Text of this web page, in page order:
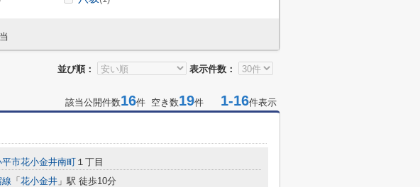
並び順： 表示件数：
該当公開件数16件 空き数19件 1-16件表示
平市花小金井南町 １丁目
「 花小金井 」駅 徒歩10分